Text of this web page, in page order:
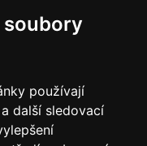
soubory
používají
další sledovací